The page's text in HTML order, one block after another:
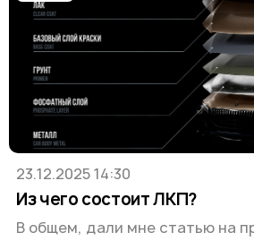
23.12.2025 14:30
Из чего состоит ЛКП?
В общем, дали мне статью на